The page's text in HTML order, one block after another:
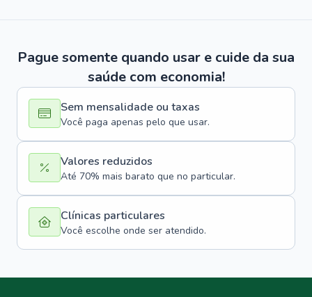
Pague somente quando usar e cuide da sua
saúde com economia!
Sem mensalidade ou taxas
Você paga apenas pelo que usar.
Valores reduzidos
Até 70% mais barato que no particular.
Clínicas particulares
Você escolhe onde ser atendido.